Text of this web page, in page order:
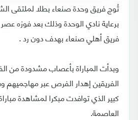
تُوج فريق وحدة صنعاء بطلا لملتقى
برعاية نادي الوحدة وذلك بعد فوزه
فريق أهلي صنعاء بهدف دون رد .
وبدأت المباراة بأعصاب مشدودة من
الفريقين إهدار الفرص عبر
كبير الذي توافدت مبكرا لمشاهدة
العاصمة.